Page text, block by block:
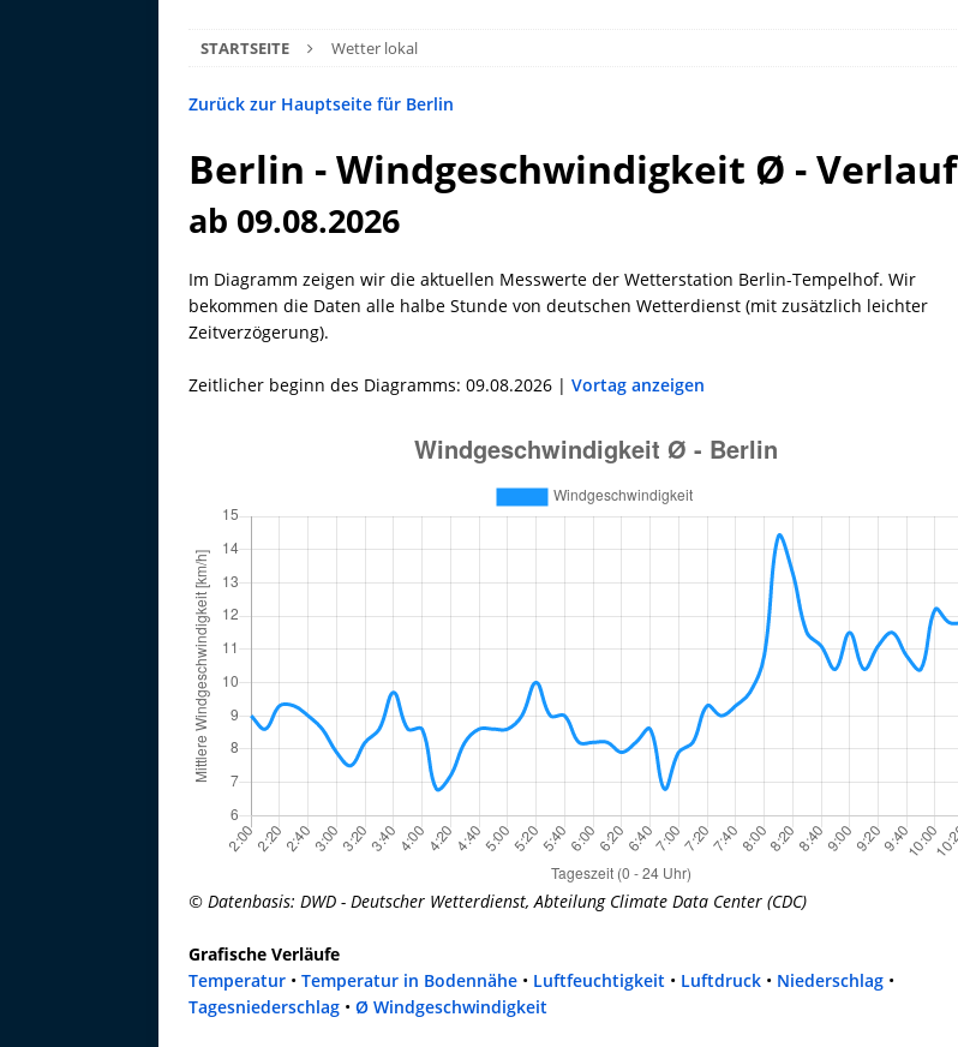
STARTSEITE Wetter lokal
Zurück zur Hauptseite für Berlin
Berlin - Windgeschwindigkeit Ø - Verlauf
ab 09.08.2026
Im Diagramm zeigen wir die aktuellen Messwerte der Wetterstation Berlin-Tempelhof. Wir
bekommen die Daten alle halbe Stunde von deutschen Wetterdienst (mit zusätzlich leichter
Zeitverzögerung).
Zeitlicher beginn des Diagramms: 09.08.2026 | Vortag anzeigen
© Datenbasis: DWD - Deutscher Wetterdienst, Abteilung Climate Data Center (CDC)
Grafische Verläufe
Temperatur • Temperatur in Bodennähe • Luftfeuchtigkeit • Luftdruck • Niederschlag •
Tagesniederschlag • Ø Windgeschwindigkeit